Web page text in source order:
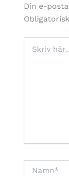
Din e-
här..